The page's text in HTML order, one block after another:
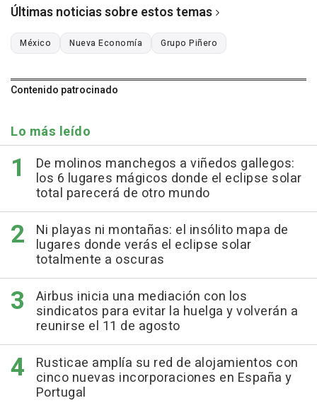
Últimas noticias sobre estos temas
México Nueva Economía Grupo Piñero
Contenido patrocinado
Lo más leído
De molinos manchegos a viñedos gallegos:
los 6 lugares mágicos donde el eclipse solar
total parecerá de otro mundo
Ni playas ni montañas: el insólito mapa de
lugares donde verás el eclipse solar
totalmente a oscuras
Airbus inicia una mediación con los
sindicatos para evitar la huelga y volverán a
reunirse el 11 de agosto
Rusticae amplía su red de alojamientos con
cinco nuevas incorporaciones en España y
Portugal